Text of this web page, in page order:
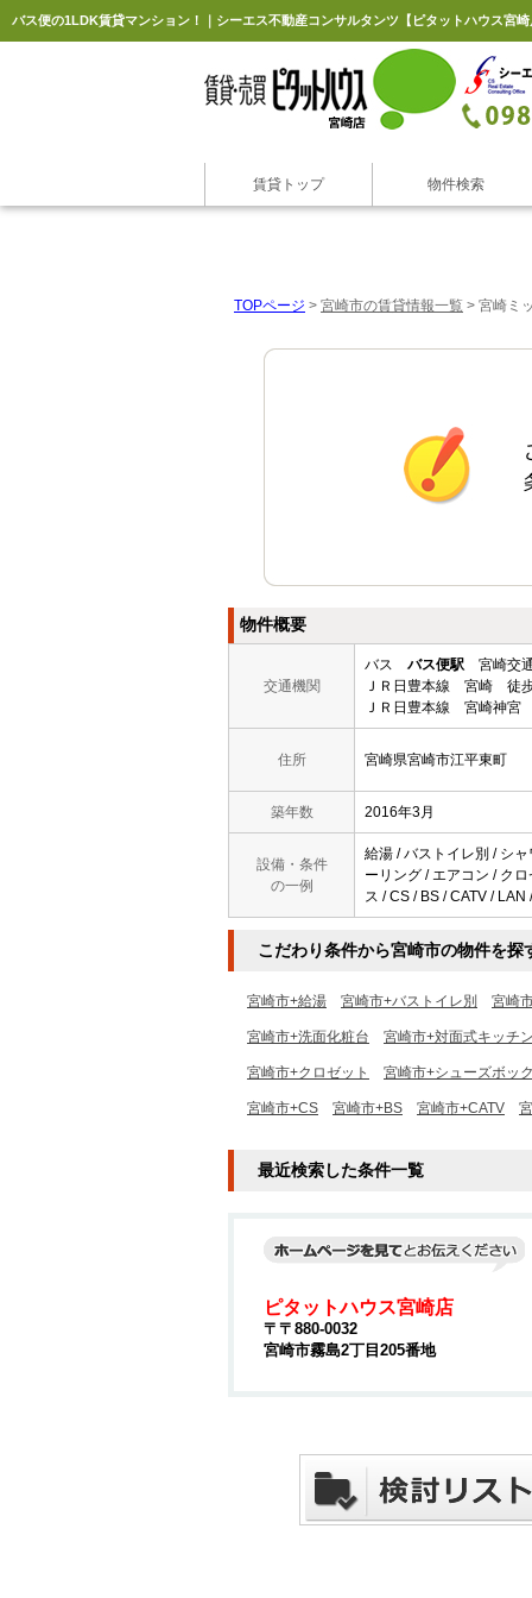
バス便の1LDK賃貸マンション！｜シーエス不動産コンサルタンツ【ピタットハウス宮崎
賃貸トップ 物件検索
TOPページ > 宮崎市の賃貸情報一覧 > 宮崎ミ
物件概要
交通機関
バス バス便駅 宮崎交
ＪＲ日豊本線 宮崎 徒
ＪＲ日豊本線 宮崎神宮
住所 宮崎県宮崎市江平東町
築年数 2016年3月
設備・条件
の一例
給湯 / バストイレ別 / シ
ーリング / エアコン / ク
ス / CS / BS / CATV /
こだわり条件から宮崎市の物件を探
宮崎市+給湯 宮崎市+バストイレ別 宮崎
宮崎市+洗面化粧台 宮崎市+対面式キッチ
宮崎市+クロゼット 宮崎市+シューズボッ
宮崎市+CS 宮崎市+BS 宮崎市+CATV
最近検索した条件一覧
ピタットハウス宮崎店
〒〒880-0032
宮崎市霧島2丁目205番地